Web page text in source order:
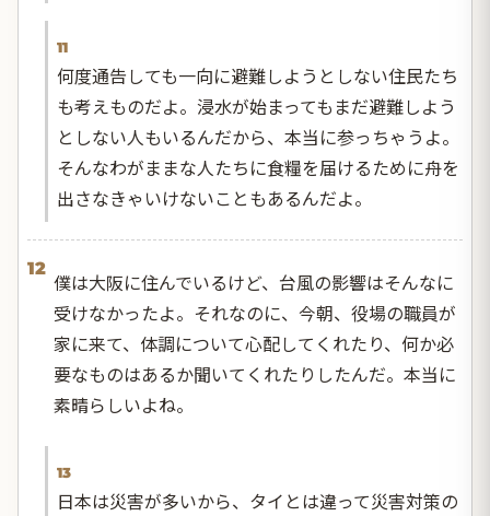
11
何度通告しても一向に避難しようとしない住民たち
も考えものだよ。浸水が始まってもまだ避難しよう
としない人もいるんだから、本当に参っちゃうよ。
そんなわがままな人たちに食糧を届けるために舟を
出さなきゃいけないこともあるんだよ。
12
僕は大阪に住んでいるけど、台風の影響はそんなに
受けなかったよ。それなのに、今朝、役場の職員が
家に来て、体調について心配してくれたり、何か必
要なものはあるか聞いてくれたりしたんだ。本当に
素晴らしいよね。
13
日本は災害が多いから、タイとは違って災害対策の